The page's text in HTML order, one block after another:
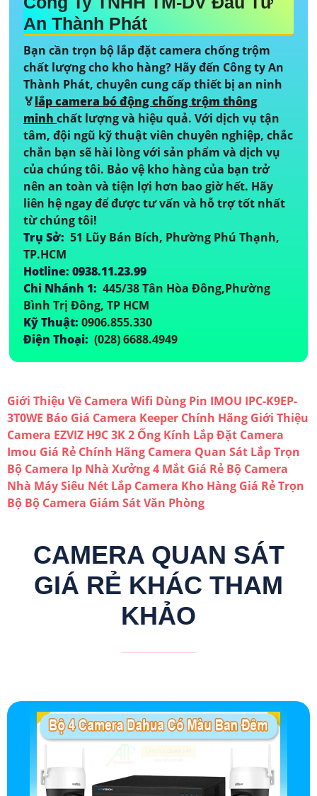
Công Ty TNHH TM-DV Đầu Tư
An Thành Phát
Bạn cần trọn bộ lắp đặt camera chống trộm
chất lượng cho kho hàng? Hãy đến Công ty An
Thành Phát, chuyên cung cấp thiết bị an ninh ️
🏅️lắp camera bó động chống trộm thông
minhchất lượng và hiệu quả. Với dịch vụ tận
tâm, đội ngũ kỹ thuật viên chuyên nghiệp, chắc
chắn bạn sẽ hài lòng với sản phẩm và dịch vụ
của chúng tôi. Bảo vệ kho hàng của bạn trở
nên an toàn và tiện lợi hơn bao giờ hết. Hãy
Trụ Sở: 51 Lũy Bán Bích, Phường Phú Thạnh,
TP.HCM
Hotline: 0938.11.23.99
Chi Nhánh 1:445/38 Tân Hòa Đông,Phường
Bình Trị Đông, TP HCM
Kỹ Thuật:0906.855.330
Điện Thoại:(028) 6688.4949
Giới Thiệu Về Camera Wifi Dùng Pin IMOU IPC-K9EP-
3T0WEBáo Giá Camera Keeper Chính HãngGiới Thiệu
Camera EZVIZ H9C 3K 2 Ống Kính
Lắp Đặt Camera
Imou Giá Rẻ Chính HãngCamera Quan Sát
Lắp Camera Kho Hàng Giá Rẻ Trọn
CAMERA QUAN SÁT
GIÁ RẺ KHÁC THAM
KHẢO